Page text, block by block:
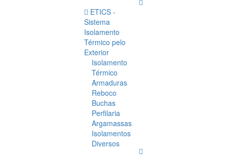
ETICS -
Sistema
Isolamento
Térmico pelo
Exterior
Isolamento
Térmico
Armaduras
Reboco
Buchas
Perfilaria
Argamassas
Isolamentos
Diversos